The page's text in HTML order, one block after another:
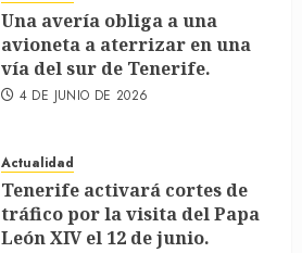
Una avería obliga a una
avioneta a aterrizar en una
vía del sur de Tenerife.
4 DE JUNIO DE 2026
Actualidad
Tenerife activará cortes de
tráfico por la visita del Papa
León XIV el 12 de junio.